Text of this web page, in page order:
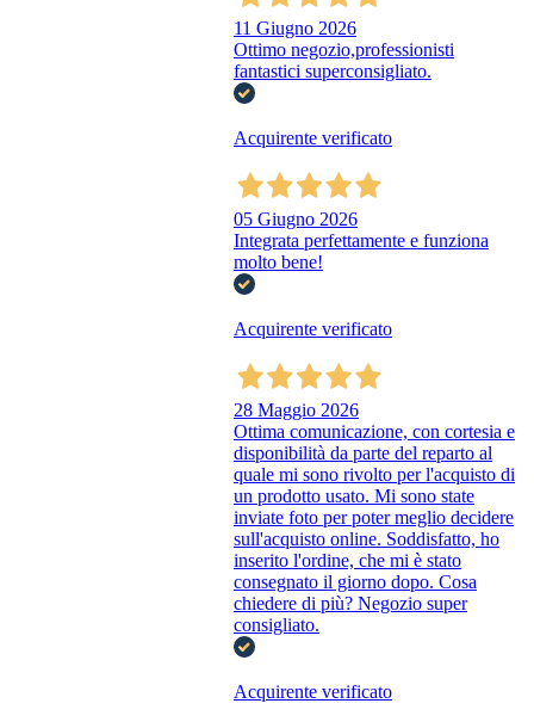
11 Giugno 2026
Ottimo negozio,professionisti
fantastici superconsigliato.
Acquirente verificato
05 Giugno 2026
Integrata perfettamente e funziona
molto bene!
Acquirente verificato
28 Maggio 2026
Ottima comunicazione, con cortesia e
disponibilità da parte del reparto al
quale mi sono rivolto per l'acquisto di
un prodotto usato. Mi sono state
inviate foto per poter meglio decidere
sull'acquisto online. Soddisfatto, ho
inserito l'ordine, che mi è stato
consegnato il giorno dopo. Cosa
chiedere di più? Negozio super
consigliato.
Acquirente verificato